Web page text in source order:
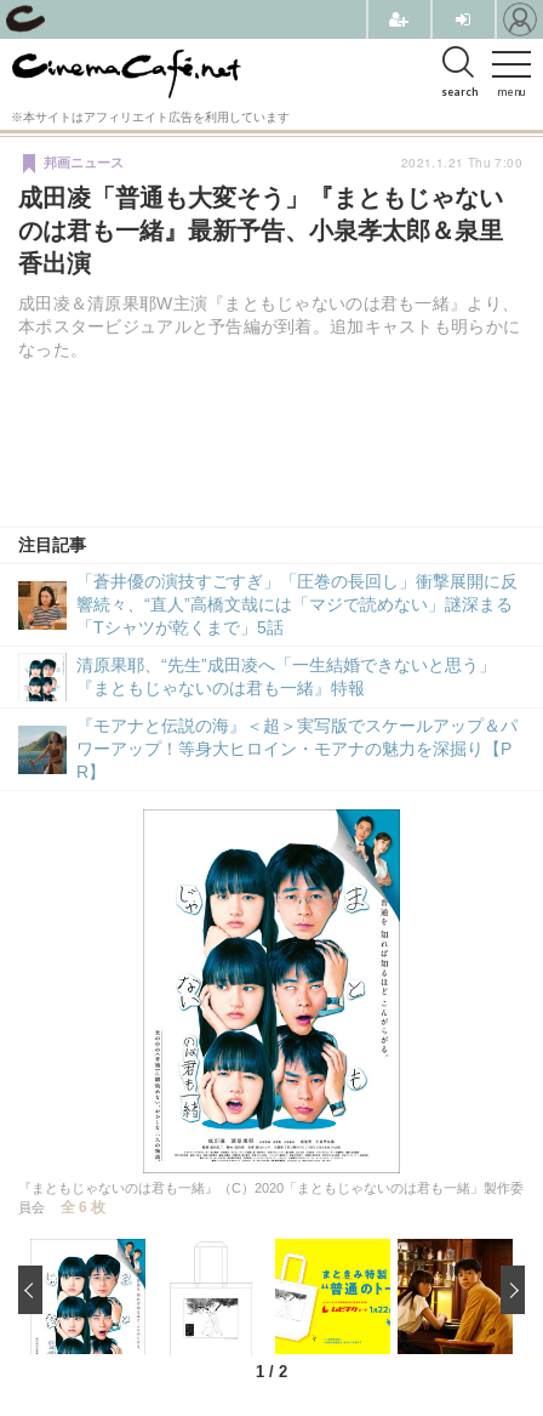
menu
search
※本サイトはアフィリエイト広告を利用しています
成田凌「普通も大変そう」『まともじゃない
のは君も一緒』最新予告、小泉孝太郎＆泉里
香出演
成田凌＆清原果耶W主演『まともじゃないのは君も一緒』より、
本ポスタービジュアルと予告編が到着。追加キャストも明らかに
なった。
邦画ニュース
注目記事
「蒼井優の演技すごすぎ」「圧巻の長回し」衝撃展開に反
響続々、“直人”高橋文哉には「マジで読めない」謎深まる
「Tシャツが乾くまで」5話
清原果耶、“先生”成田凌へ「一生結婚できないと思う」
『まともじゃないのは君も一緒』特報
『モアナと伝説の海』＜超＞実写版でスケールアップ＆パ
ワーアップ！等身大ヒロイン・モアナの魅力を深掘り【P
R】
2021.1.21 Thu 7:00
『まともじゃないのは君も一緒』（C）2020「まともじゃないのは君も一緒」製作委
員会
全 6 枚
1 / 2
‹